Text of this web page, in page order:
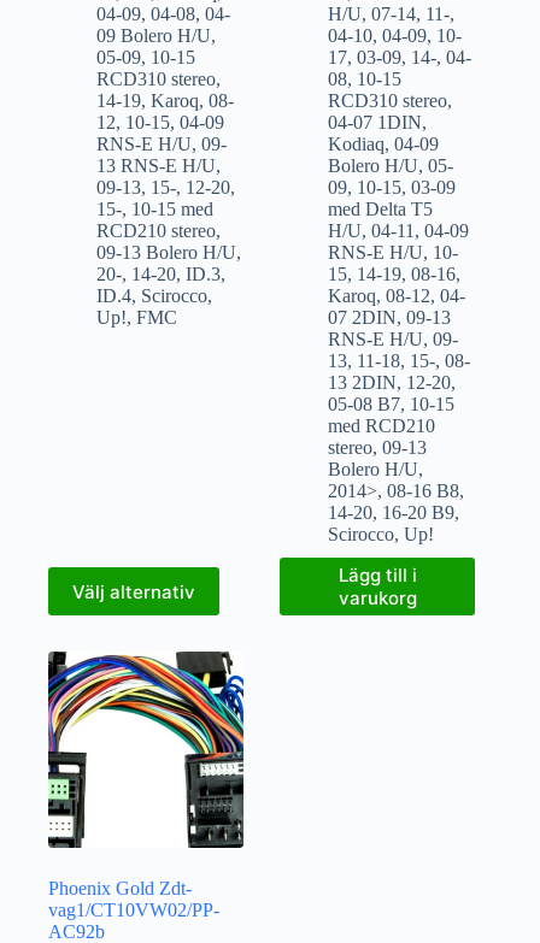
04-09, 04-08, 04-
09 Bolero H/U,
05-09, 10-15
RCD310 stereo,
14-19, Karoq, 08-
12, 10-15, 04-09
RNS-E H/U, 09-
13 RNS-E H/U,
09-13, 15-, 12-20,
15-, 10-15 med
RCD210 stereo,
09-13 Bolero H/U,
20-, 14-20, ID.3,
ID.4, Scirocco,
Up!, FMC
Välj alternativ
H/U,07-14, 11-,
04-10,04-09, 10-
17,03-09, 14-,04-
08, 10-15
RCD310 stereo,
04-07 1DIN,
Kodiaq,04-09
Bolero H/U,05-
09, 10-15,03-09
med Delta T5
H/U,04-11,04-09
RNS-E H/U, 10-
15, 14-19,08-16,
Karoq,08-12,04-
07 2DIN,09-13
RNS-E H/U,09-
13, 11-18, 15-,08-
13 2DIN, 12-20,
05-08 B7, 10-15
med RCD210
stereo,09-13
Bolero H/U,
2014>,08-16 B8,
14-20, 16-20 B9,
Scirocco,Up!
Lägg till i
varukorg
Phoenix Gold Zdt-
vag1/CT10VW02/PP-
AC92b